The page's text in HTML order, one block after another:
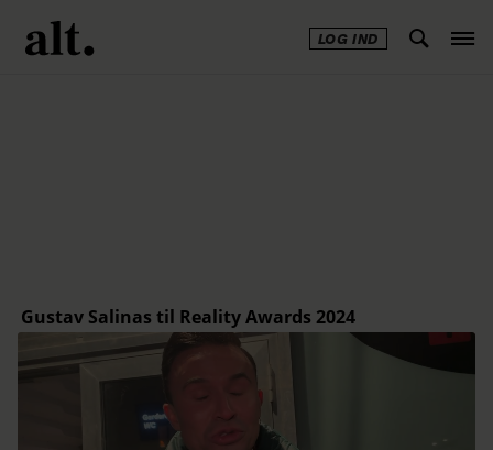
LOG IND